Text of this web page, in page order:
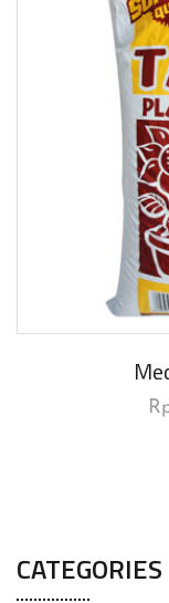
CATEGORIES